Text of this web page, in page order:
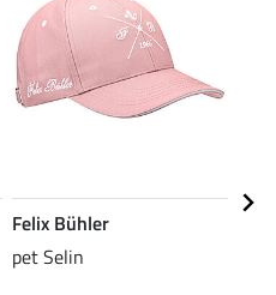
Felix Bühler
pet Selin